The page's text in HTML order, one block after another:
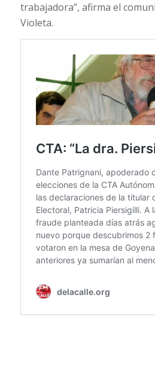
trabajadora”, afirma el
Violeta.